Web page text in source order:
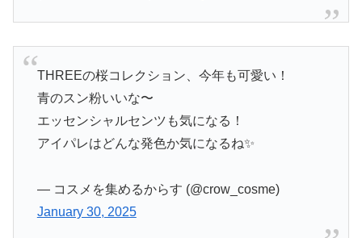
THREEの桜コレクション、今年も可愛い！
青のスン粉いいな〜
エッセンシャルセンツも気になる！
アイパレはどんな発色か気になるね✨
— コスメを集めるからす (@crow_cosme)
January 30, 2025